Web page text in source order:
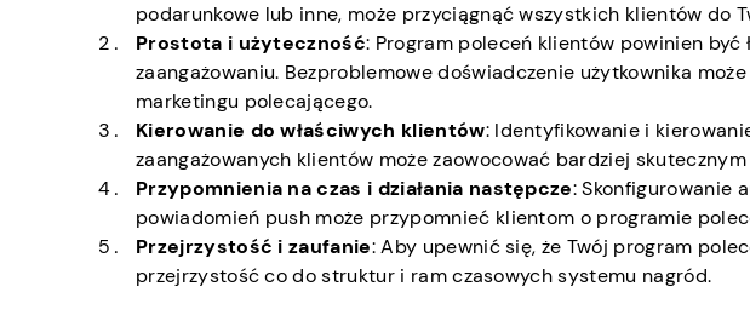
podarunkowe lub inne, może przyciągnąć wszystkich klientów do
Prostota i użyteczność: Program poleceń klientów powinien być
zaangażowaniu. Bezproblemowe doświadczenie użytkownika
marketingu polecającego.
Kierowanie do właściwych klientów: Identyfikowanie i
zaangażowanych klientów może zaowocować bardziej
Przypomnienia na czas i działania następcze: Skonfigurowanie
powiadomień push może przypomnieć klientom o programie
Przejrzystość i zaufanie: Aby upewnić się, że Twój program
przejrzystość co do struktur i ram czasowych systemu nagród.